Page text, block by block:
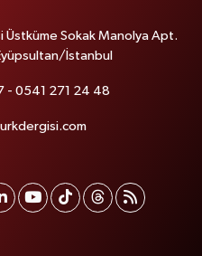
Sokak Manolya Apt.
İstanbul
- 0541 271 24 48